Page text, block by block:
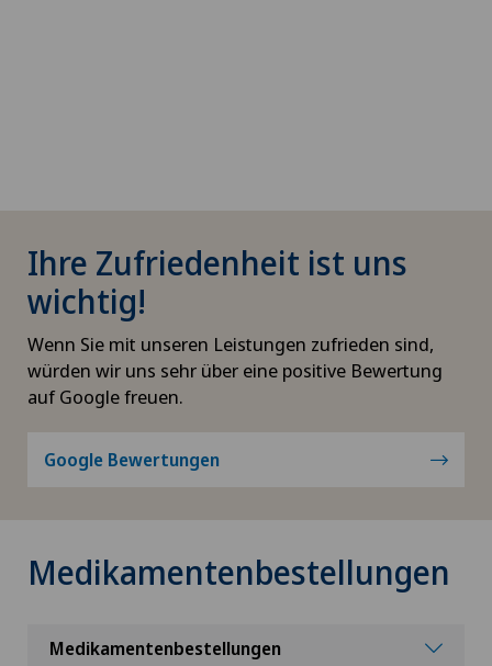
Ihre Zufriedenheit ist uns
wichtig!
Wenn Sie mit unseren Leistungen zufrieden sind,
würden wir uns sehr über eine positive Bewertung
auf Google freuen.
Google Bewertungen
Medikamentenbestellungen
Medikamentenbestellungen